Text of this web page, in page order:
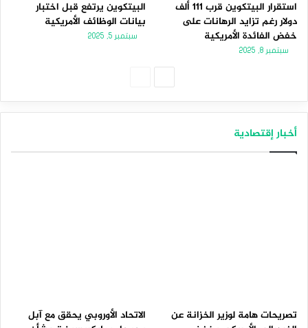
استقرار البيتكوين قرب 111 ألف
دولار رغم تزايد الرهانات على
خفض الفائدة الأمريكية
سبتمبر 8, 2025
البيتكوين يرتفع قبل اختبار
بيانات الوظائف الأمريكية
سبتمبر 5, 2025
أخبار إقتصادية
تصريحات هامة لوزير الخزانة عن
الاتحاد الأوروبي يحقق مع آبل